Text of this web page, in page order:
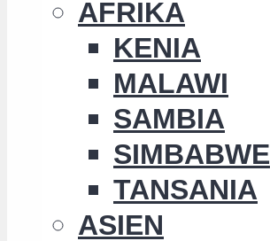
AFRIKA
KENIA
MALAWI
SAMBIA
SIMBABWE
TANSANIA
ASIEN